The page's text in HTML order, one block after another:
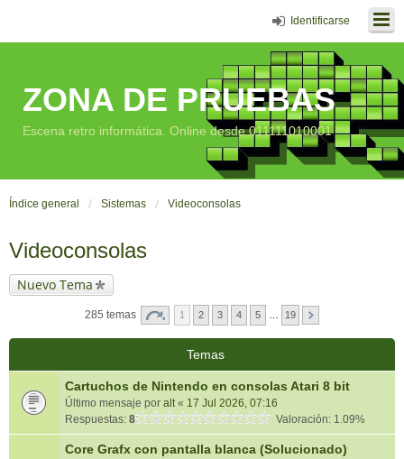
Identificarse
ZONA DE PRUEBAS
Escena retro informática. Online desde 011111010001
Índice general Sistemas Videoconsolas
Videoconsolas
Nuevo Tema
285 temas 1 2 3 4 5 19
Temas
Cartuchos de Nintendo en consolas Atari 8 bit
Último mensaje por alt« 17 Jul 2026, 07:16
Respuestas: 8 Valoración: 1.09%
Core Grafx con pantalla blanca (Solucionado)